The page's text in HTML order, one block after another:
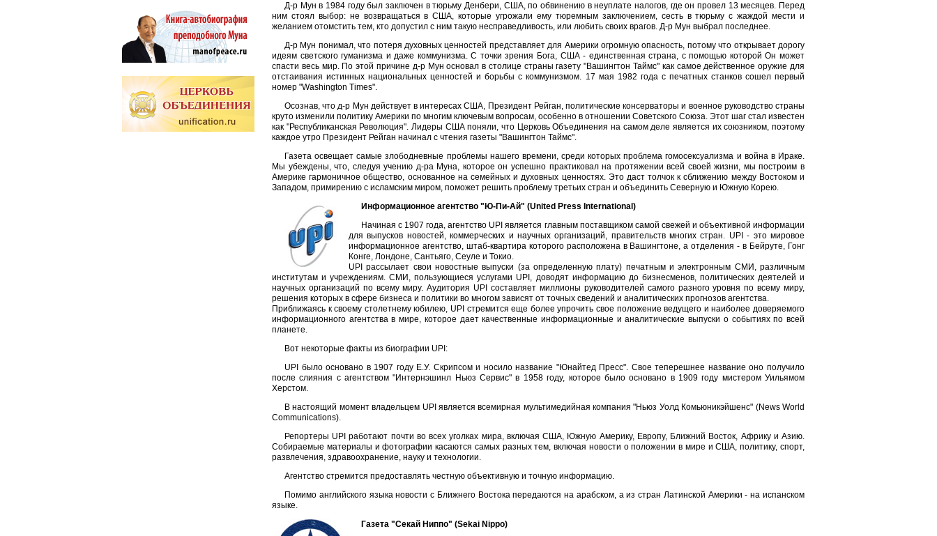
Д-р Мун в 1984 году был заключен в тюрьму Денбери, США, по обвинению в неуплате налогов, где он провел 13 месяцев. Перед
ним стоял выбор: не возвращаться в США, которые угрожали ему тюремным заключением, сесть в тюрьму с жаждой мести и
желанием отомстить тем, кто допустил с ним такую несправедливость, или любить своих врагов. Д-р Мун выбрал последнее.
Д-р Мун понимал, что потеря духовных ценностей представляет для Америки огромную опасность, потому что открывает дорогу
идеям светского гуманизма и даже коммунизма. С точки зрения Бога, США - единственная страна, с помощью которой Он может
спасти весь мир. По этой причине д-р Мун основал в столице страны газету "Вашингтон Таймс" как самое действенное оружие для
отстаивания истинных национальных ценностей и борьбы с коммунизмом. 17 мая 1982 года с печатных станков сошел первый
номер "Washington Times".
Осознав, что д-р Мун действует в интересах США, Президент Рейган, политические консерваторы и военное руководство страны
круто изменили политику Америки по многим ключевым вопросам, особенно в отношении Советского Союза. Этот шаг стал известен
как "Республиканская Революция". Лидеры США поняли, что Церковь Объединения на самом деле является их союзником, поэтому
каждое утро Президент Рейган начинал с чтения газеты "Вашингтон Таймс".
Газета освещает самые злободневные проблемы нашего времени, среди которых проблема гомосексуализма и война в Ираке.
Мы убеждены, что, следуя учению д-ра Муна, которое он успешно практиковал на протяжении всей своей жизни, мы построим в
Америке гармоничное общество, основанное на семейных и духовных ценностях. Это даст толчок к сближению между Востоком и
Западом, примирению с исламским миром, поможет решить проблему третьих стран и объединить Северную и Южную Корею.
Информационное агентство "Ю-Пи-Ай" (United Press International)
Начиная с 1907 года, агентство UPI является главным поставщиком самой свежей и объективной информации
для выпусков новостей, коммерческих и научных организаций, правительств многих стран. UPI - это мировое
информационное агентство, штаб-квартира которого расположена в Вашингтоне, а отделения - в Бейруте, Гонг
Конге, Лондоне, Сантьяго, Сеуле и Токио.
UPI рассылает свои новостные выпуски (за определенную плату) печатным и электронным СМИ, различным
институтам и учреждениям. СМИ, пользующиеся услугами UPI, доводят информацию до бизнесменов, политических деятелей и
научных организаций по всему миру. Аудитория UPI составляет миллионы руководителей самого разного уровня по всему миру,
решения которых в сфере бизнеса и политики во многом зависят от точных сведений и аналитических прогнозов агентства.
Приближаясь к своему столетнему юбилею, UPI стремится еще более упрочить свое положение ведущего и наиболее доверяемого
информационного агентства в мире, которое дает качественные информационные и аналитические выпуски о событиях по всей
планете.
Вот некоторые факты из биографии UPI:
UPI было основано в 1907 году Е.У. Скрипсом и носило название "Юнайтед Пресс". Свое теперешнее название оно получило
после слияния с агентством "Интернэшинл Ньюз Сервис" в 1958 году, которое было основано в 1909 году мистером Уильямом
Херстом.
В настоящий момент владельцем UPI является всемирная мультимедийная компания "Ньюз Уолд Комьюникэйшенс" (News World
Communications).
Репортеры UPI работают почти во всех уголках мира, включая США, Южную Америку, Европу, Ближний Восток, Африку и Азию.
Собираемые материалы и фотографии касаются самых разных тем, включая новости о положении в мире и США, политику, спорт,
развлечения, здравоохранение, науку и технологии.
Агентство стремится предоставлять честную объективную и точную информацию.
Помимо английского языка новости с Ближнего Востока передаются на арабском, а из стран Латинской Америки - на испанском
языке.
Газета "Секай Ниппо" (Sekai Nippo)